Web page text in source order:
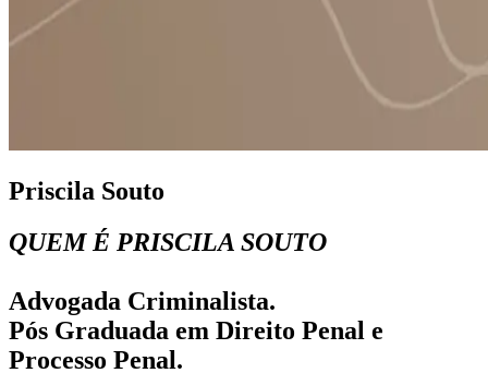
Priscila Souto
QUEM É PRISCILA SOUTO
Advogada Criminalista.
Pós Graduada em Direito Penal e
Processo Penal.